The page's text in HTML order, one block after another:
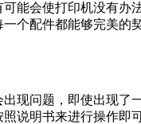
可能会使打印机没有办
个配件都能够完美的契
现问题，即使出现了
说明书来进行操作即可